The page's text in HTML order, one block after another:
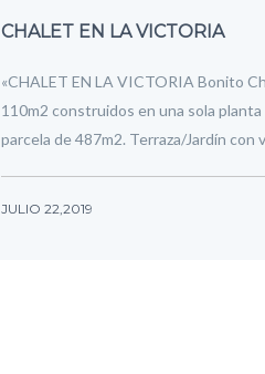
CHALET EN LA VICTORIA
«CHALET EN LA VICTORIA Bonito
110m2 construidos en una sola
parcela de 487m2. Terraza/Jardín con
JULIO 22,2019